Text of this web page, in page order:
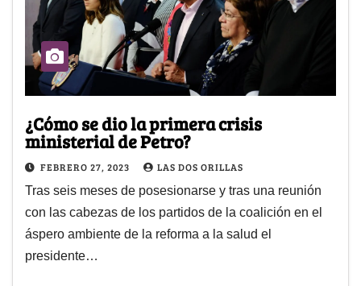
¿Cómo se dio la primera crisis
ministerial de Petro?
FEBRERO 27, 2023 LAS DOS ORILLAS
Tras seis meses de posesionarse y tras una reunión
con las cabezas de los partidos de la coalición en el
áspero ambiente de la reforma a la salud el
presidente…